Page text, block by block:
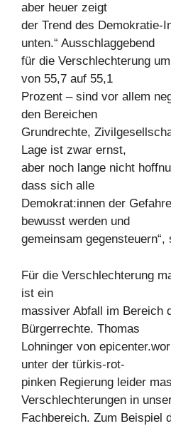
aber heuer zeigt
der Trend des Demokratie-
unten.“ Ausschlaggebend
für die Verschlechterung
von 55,7 auf 55,1
Prozent – sind vor allem
den Bereichen
Grundrechte,
Lage ist zwar ernst,
aber noch lange nicht
dass sich alle
Demokrat:innen der
bewusst werden und
gemeinsam gegensteuern“,
Für die Verschlechterung
ist ein
massiver Abfall im Bereich
Bürgerrechte. Thomas
Lohninger von
unter der türkis-rot-
pinken Regierung leider
Verschlechterungen in
Fachbereich. Zum Beispiel